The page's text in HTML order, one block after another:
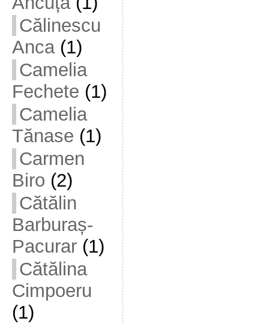
Călinescu
Anca(1)
Camelia
Fechete (1)
Camelia
Tănase (1)
Carmen
Biro (2)
Cătălin
Barburaș-
Pacurar(1)
Cătălina
Cimpoeru
(1)